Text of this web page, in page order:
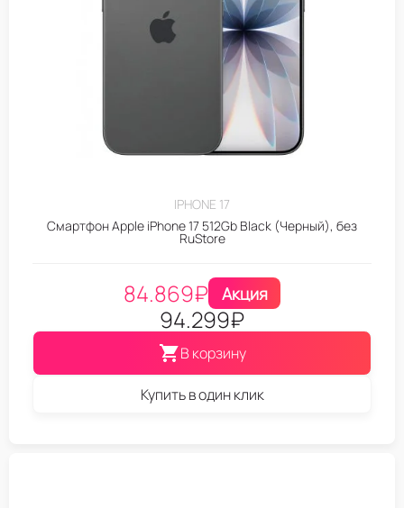
IPHONE 17
Смартфон Apple iPhone 17 512Gb Black (Черный), без
RuStore
84.869₽ Акция
94.299₽
В корзину
Купить в один клик